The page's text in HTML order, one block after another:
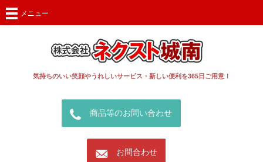
気持ちのいい笑顔やうれしいサービス・新しい便利を365日ご用意！
call 商品等のお問い合わせ
mail お問合わせ
メニュー